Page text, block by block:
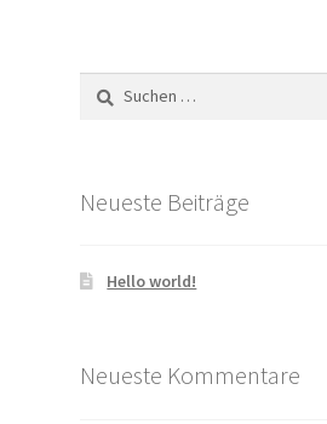
nach:
Neueste Beiträge
Hello world!
Neueste Kommentare